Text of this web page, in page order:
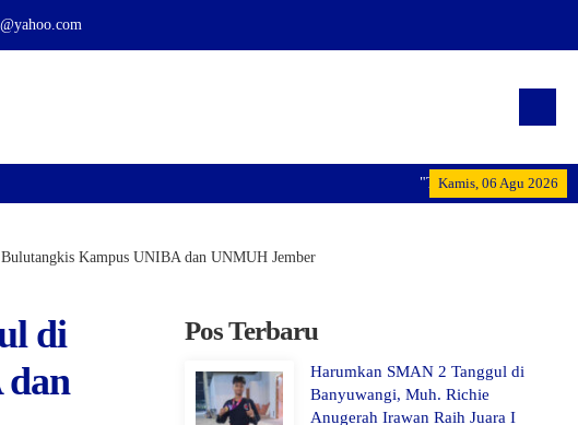
Kamis, 06 Agu 2026
"Terwujudnya generasi
Kampus UNIBA dan UNMUH Jember
di
Pos Terbaru
Harumkan SMAN 2 Tanggul di
Banyuwangi, Muh. Richie
Anugerah Irawan Raih Juara I